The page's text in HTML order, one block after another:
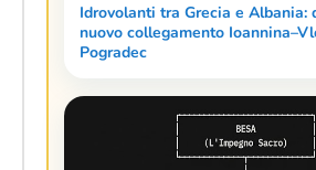
Idrovolanti tra Grecia e Albania:
nuovo collegamento
Pogradec